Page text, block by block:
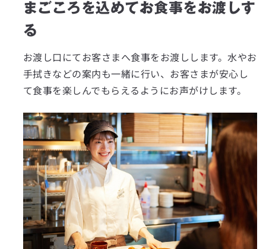
まごころを込めてお食事をお渡しす
る
お渡し口にてお客さまへ食事をお渡しします。水やお
手拭きなどの案内も一緒に行い、お客さまが安心し
て食事を楽しんでもらえるようにお声がけします。